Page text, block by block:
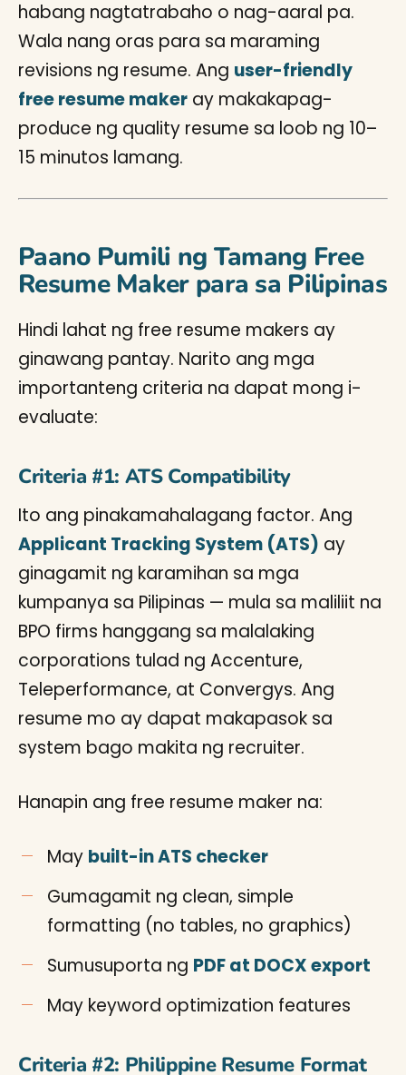
habang nagtatrabaho o nag-aaral pa.
Wala nang oras para sa maraming
revisions ng resume. Ang user-friendly
free resume maker ay makakapag-
produce ng quality resume sa loob ng 10–
15 minutos lamang.
Paano Pumili ng Tamang Free
Resume Maker para sa Pilipinas
Hindi lahat ng free resume makers ay
ginawang pantay. Narito ang mga
importanteng criteria na dapat mong i-
evaluate:
Criteria #1: ATS Compatibility
Ito ang pinakamahalagang factor. Ang
Applicant Tracking System (ATS) ay
ginagamit ng karamihan sa mga
kumpanya sa Pilipinas — mula sa maliliit na
BPO firms hanggang sa malalaking
corporations tulad ng Accenture,
Teleperformance, at Convergys. Ang
resume mo ay dapat makapasok sa
system bago makita ng recruiter.
Hanapin ang free resume maker na:
May built-in ATS checker
Gumagamit ng clean, simple
formatting (no tables, no graphics)
Sumusuporta ng PDF at DOCX export
May keyword optimization features
Criteria #2: Philippine Resume Format